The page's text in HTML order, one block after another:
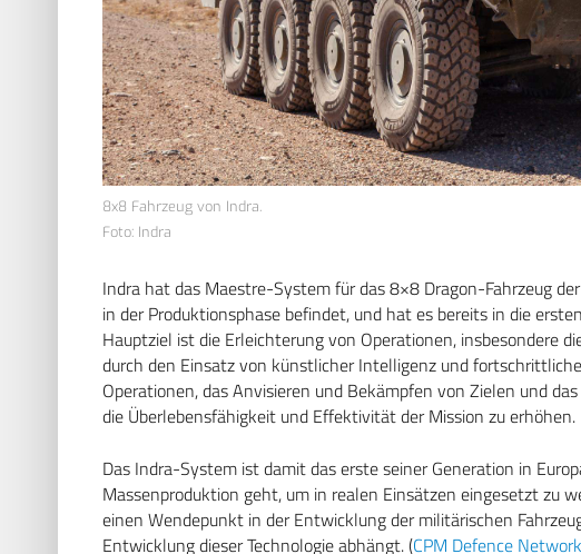
8x8 Fahrzeug von Indra.
Foto: Indra
Indra hat das Maestre-System für das 8×8 Dragon-Fahrzeug
in der Produktionsphase befindet, und hat es bereits in die
Hauptziel ist die Erleichterung von Operationen, insbesondere
durch den Einsatz von künstlicher Intelligenz und
Operationen, das Anvisieren und Bekämpfen von Zielen und
die Überlebensfähigkeit und Effektivität der Mission zu erhöhen.
Das Indra-System ist damit das erste seiner Generation in
Massenproduktion geht, um in realen Einsätzen eingesetzt zu
einen Wendepunkt in der Entwicklung der militärischen
Entwicklung dieser Technologie abhängt. (CPM Defence